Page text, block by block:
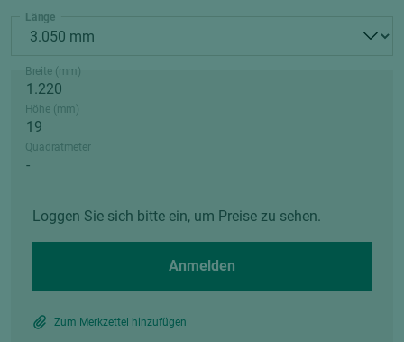
Länge
Breite (mm)
Höhe (mm)
Quadratmeter
Loggen Sie sich bitte ein, um Preise zu sehen.
Anmelden
Zum Merkzettel hinzufügen